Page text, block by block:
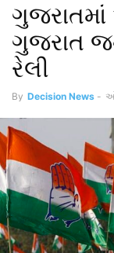
ગુજરાત
રેલી
By Decision News -